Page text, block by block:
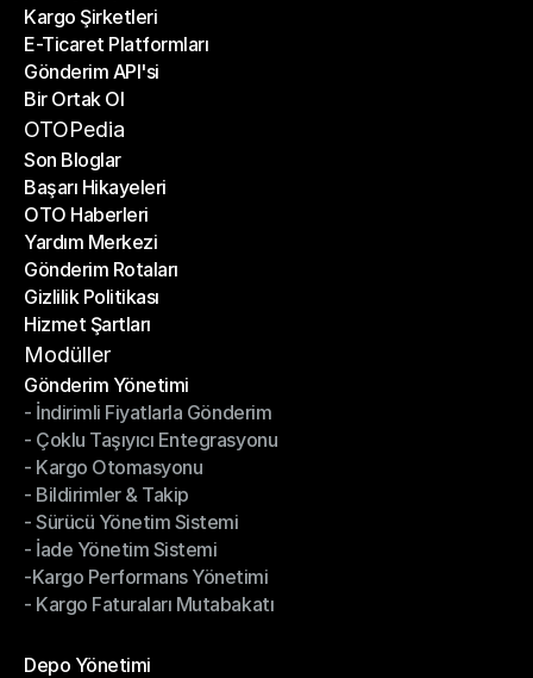
Kargo Şirketleri
Kargo Şirketleri
E-Ticaret Platformları
E-Ticaret Platformları
Gönderim API'si
Gönderim API'si
Bir Ortak Ol
Bir Ortak Ol
OTOPedia
Son Bloglar
Son Bloglar
Başarı Hikayeleri
Başarı Hikayeleri
OTO Haberleri
OTO Haberleri
Yardım Merkezi
Yardım Merkezi
Gönderim Rotaları
Gönderim Rotaları
Gizlilik Politikası
Gizlilik Politikası
Hizmet Şartları
Hizmet Şartları
Modüller
Gönderim Yönetimi
Gönderim Yönetimi
- İndirimli Fiyatlarla Gönderim
- İndirimli Fiyatlarla Gönderim
- Çoklu Taşıyıcı Entegrasyonu
- Çoklu Taşıyıcı Entegrasyonu
- Kargo Otomasyonu
- Kargo Otomasyonu
- Bildirimler & Takip
- Bildirimler & Takip
- Sürücü Yönetim Sistemi
- Sürücü Yönetim Sistemi
- İade Yönetim Sistemi
- İade Yönetim Sistemi
-Kargo Performans Yönetimi
-Kargo Performans Yönetimi
- Kargo Faturaları Mutabakatı
Depo Yönetimi